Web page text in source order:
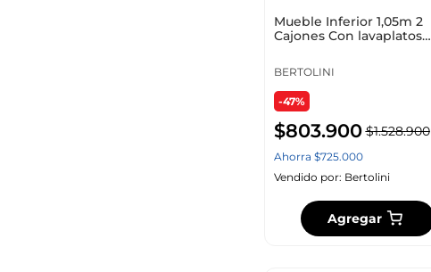
Mueble Inferior 1,05m 2
Cajones Con lavaplatos
BERTOLINI
-47%
$803.900 $1.528.900
Ahorra $725.000
Vendido por: Bertolini
Agregar